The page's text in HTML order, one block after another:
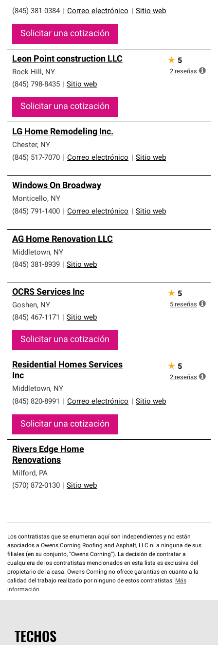
(845) 381-0384 Correo electrónico Sitio web
Solicitar una cotización
Leon Point construction LLC
Rock Hill, NY
(845) 798-8435
Sitio web
Solicitar una cotización
★ 5
2 reseñas
LG Home Remodeling Inc.
Chester, NY
(845) 517-7070
Correo electrónico Sitio web
Windows On Broadway
Monticello, NY
(845) 791-1400
Correo electrónico Sitio web
AG Home Renovation LLC
Middletown, NY
(845) 381-8939
Sitio web
OCRS Services Inc
Goshen, NY
(845) 467-1171
Sitio web
Solicitar una cotización
★ 5
5 reseñas
Residential Homes Services
Inc
Middletown, NY
(845) 820-8991
Correo electrónico Sitio web
Solicitar una cotización
★ 5
2 reseñas
Rivers Edge Home
Renovations
Milford, PA
(570) 872-0130
Sitio web
Los contratistas que se enumeran aquí son independientes y no están
asociados a Owens Corning Roofing and Asphalt, LLC ni a ninguna de sus
filiales (en su conjunto, “Owens Corning”). La decisión de contratar a
cualquiera de los contratistas mencionados en esta lista es exclusiva del
propietario de la casa. Owens Corning no ofrece garantías en cuanto a la
calidad del trabajo realizado por ninguno de estos contratistas. Más
información
TECHOS